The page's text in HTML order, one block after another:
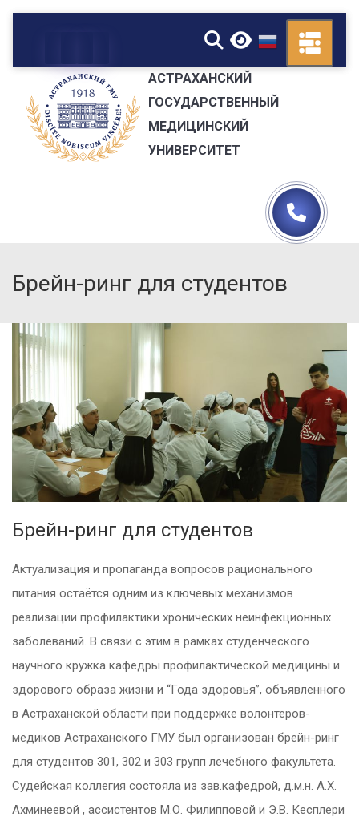
▼
АСТРАХАНСКИЙ
ГОСУДАРСТВЕННЫЙ
МЕДИЦИНСКИЙ
УНИВЕРСИТЕТ
Брейн-ринг для студентов
Брейн-ринг для студентов
Актуализация и пропаганда вопросов рационального
питания остаётся одним из ключевых механизмов
реализации профилактики хронических неинфекционных
заболеваний. В связи с этим в рамках студенческого
научного кружка кафедры профилактической медицины и
здорового образа жизни и “Года здоровья”, объявленного
в Астраханской области при поддержке волонтеров-
медиков Астраханского ГМУ был организован брейн-ринг
для студентов 301, 302 и 303 групп лечебного факультета.
Судейская коллегия состояла из зав.кафедрой, д.м.н. А.Х.
Ахминеевой , ассистентов М.О. Филипповой и Э.В. Кесплери